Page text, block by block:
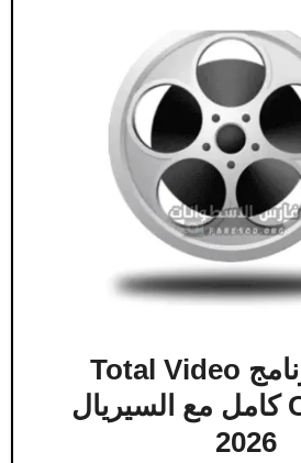
تحميل برنامج Total Video
Converter كامل مع السيريال
2026